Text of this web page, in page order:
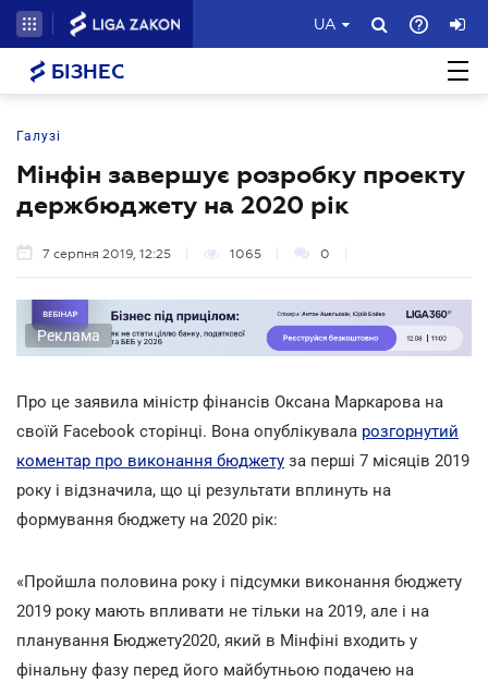
UA
БІЗНЕС
Галузі
Мінфін завершує розробку проекту
держбюджету на 2020 рік
7 серпня 2019, 12:25 1065 0
Реклама
Про це заявила міністр фінансів Оксана Маркарова на
своїй Facebook сторінці. Вона опублікувала розгорнутий
коментар про виконання бюджету за перші 7 місяців 2019
року і відзначила, що ці результати вплинуть на
формування бюджету на 2020 рік:
«Пройшла половина року і підсумки виконання бюджету
2019 року мають впливати не тільки на 2019, але і на
планування Бюджету2020, який в Мінфіні входить у
фінальну фазу перед його майбутньою подачею на